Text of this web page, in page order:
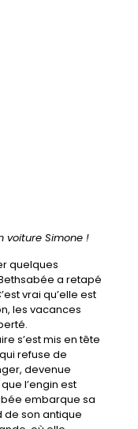
voiture Simone !
quelques
a retapé
vrai qu’elle est
les vacances
s’est mis en tête
refuse de
devenue
l’engin est
embarque sa
de son antique